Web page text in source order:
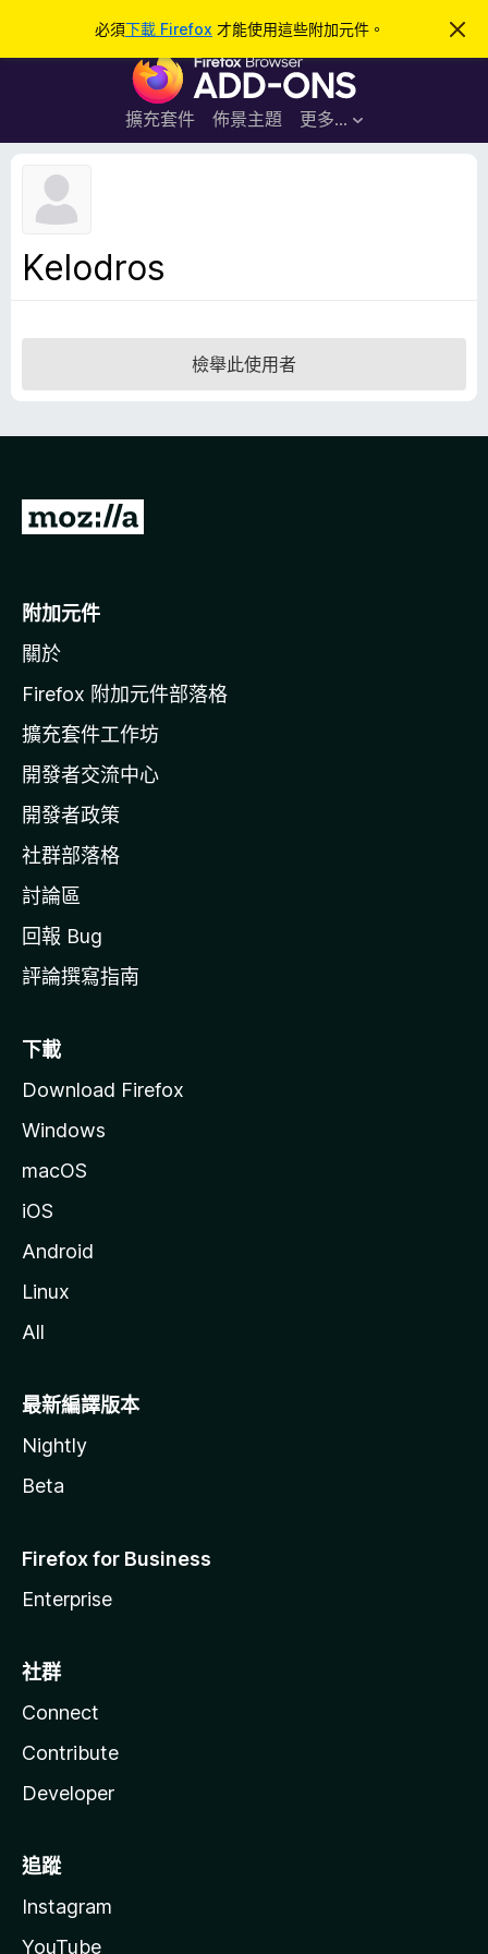
必須下載 Firefox 才能使用這些附加元件。
忽
此
F
r
e
加
元
擴充套件 佈景主題 更多…
登入
Kelodros
檢舉此使用者
前
o
i
l
a
官
網
附加元件
關於
Firefox 附加元件部落格
擴充套件工作坊
開發者交流中心
開發者政策
社群部落格
討論區
回報 Bug
評論撰寫指南
下載
Download Firefox
Windows
macOS
iOS
Android
Linux
All
最新編譯版本
Nightly
Beta
Firefox for Business
Enterprise
社群
Connect
Contribute
Developer
追蹤
Instagram
YouTube